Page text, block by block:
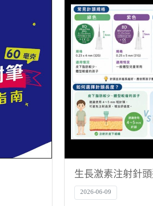
生長激素注射針
2026-06-09